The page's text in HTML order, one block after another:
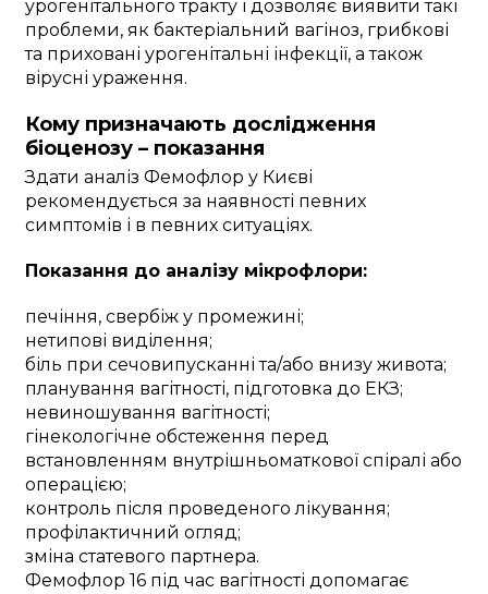
урогенітального тракту і дозволяє виявити такі
проблеми, як бактеріальний вагіноз, грибкові
та приховані урогенітальні інфекції, а також
вірусні ураження.
Кому призначають дослідження
біоценозу – показання
Здати аналіз Фемофлор у Києві
рекомендується за наявності певних
симптомів і в певних ситуаціях.
Показання до аналізу мікрофлори:
печіння, свербіж у промежині;
нетипові виділення;
біль при сечовипусканні та/або внизу живота;
планування вагітності, підготовка до ЕКЗ;
невиношування вагітності;
гінекологічне обстеження перед
встановленням внутрішньоматкової спіралі або
операцією;
контроль після проведеного лікування;
профілактичний огляд;
зміна статевого партнера.
Фемофлор 16 під час вагітності допомагає